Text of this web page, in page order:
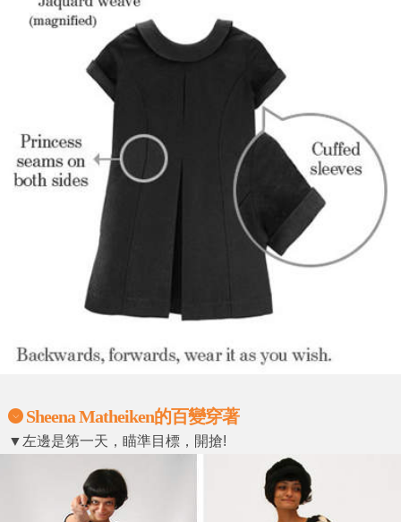
Sheena Matheiken的百變穿著
▼左邊是第一天，瞄準目標，開搶!